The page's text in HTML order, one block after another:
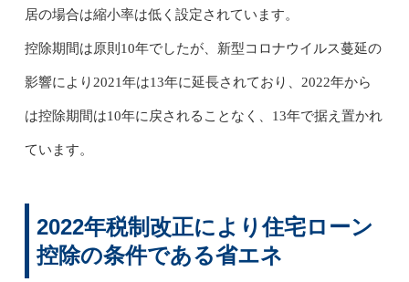
居の場合は縮小率は低く設定されています。
控除期間は原則10年でしたが、新型コロナウイルス蔓延の
影響により2021年は13年に延長されており、2022年から
は控除期間は10年に戻されることなく、13年で据え置かれ
ています。
2022年税制改正により住宅ローン
控除の条件である省エネ